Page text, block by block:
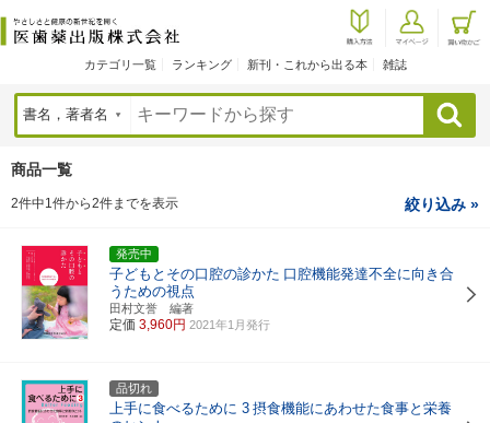
カテゴリ一覧 ランキング 新刊・これから出る本 雑誌
検索
商品一覧
2件中1件から2件までを表示 絞り込み »
発売中
子どもとその口腔の診かた 口腔機能発達不全に向き合
うための視点
田村文誉 編著
定価 3,960円 2021年1月発行
品切れ
上手に食べるために 3 摂食機能にあわせた食事と栄養